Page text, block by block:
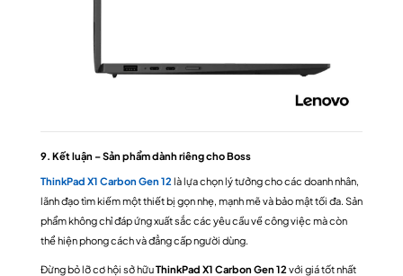
9. Kết luận – Sản phẩm dành riêng cho Boss
ThinkPad X1 Carbon Gen 12 là lựa chọn lý tưởng cho các doanh nhân,
lãnh đạo tìm kiếm một thiết bị gọn nhẹ, mạnh mẽ và bảo mật tối đa. Sản
phẩm không chỉ đáp ứng xuất sắc các yêu cầu về công việc mà còn
thể hiện phong cách và đẳng cấp người dùng.
Đừng bỏ lỡ cơ hội sở hữuThinkPad X1 Carbon Gen 12 với giá tốt nhất